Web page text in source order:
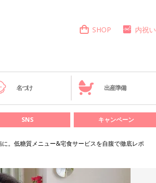
SHOP 内祝い
名づけ 出産準備
SNS キャンペーン
。低糖質メニュー&宅食サービスを自腹で徹底レポ